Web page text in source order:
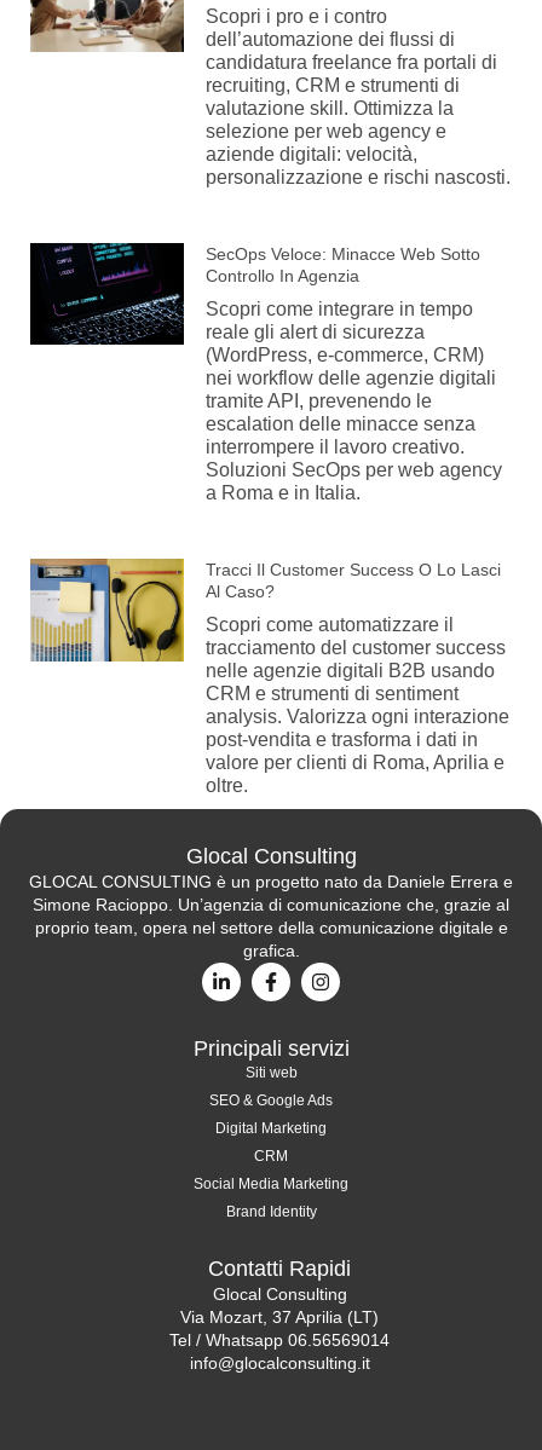
Scopri i pro e i contro
dell’automazione dei flussi di
candidatura freelance fra portali di
recruiting, CRM e strumenti di
valutazione skill. Ottimizza la
selezione per web agency e
aziende digitali: velocità,
personalizzazione e rischi nascosti.
SecOps Veloce: Minacce Web Sotto
Controllo In Agenzia
Scopri come integrare in tempo
reale gli alert di sicurezza
(WordPress, e-commerce, CRM)
nei workflow delle agenzie digitali
tramite API, prevenendo le
escalation delle minacce senza
interrompere il lavoro creativo.
Soluzioni SecOps per web agency
a Roma e in Italia.
Tracci Il Customer Success O Lo Lasci
Al Caso?
Scopri come automatizzare il
tracciamento del customer success
nelle agenzie digitali B2B usando
CRM e strumenti di sentiment
analysis. Valorizza ogni interazione
post-vendita e trasforma i dati in
valore per clienti di Roma, Aprilia e
oltre.
Glocal Consulting
GLOCAL CONSULTING è un progetto nato da Daniele Errera e
Simone Racioppo. Un’agenzia di comunicazione che, grazie al
proprio team, opera nel settore della comunicazione digitale e
grafica.
Principali servizi
Siti web
SEO & Google Ads
Digital Marketing
CRM
Social Media Marketing
Brand Identity
Contatti Rapidi
Glocal Consulting
Via Mozart, 37 Aprilia (LT)
Tel / Whatsapp 06.56569014
info@glocalconsulting.it